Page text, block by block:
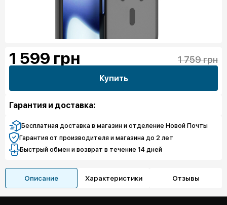
1 599 грн 1 759 грн
Купить
Гарантия и доставка:
Бесплатная доставка в магазин и отделение Новой Почты
Гарантия от производителя и магазина до 2 лет
Быстрый обмен и возврат в течение 14 дней
Описание Характеристики Отзывы